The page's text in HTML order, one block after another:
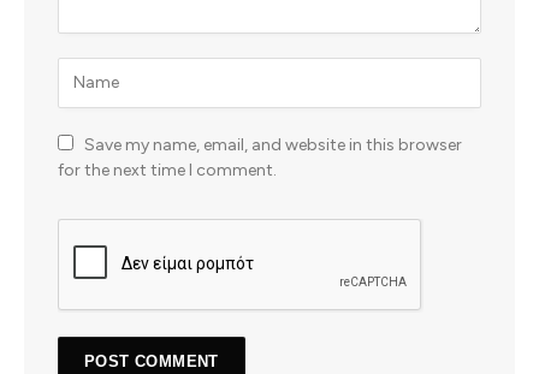
Save my name, email, and website in this browser
for the next time I comment.